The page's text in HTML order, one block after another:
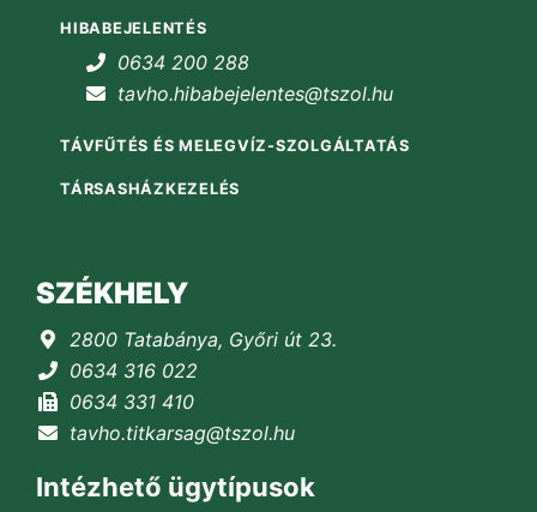
HIBABEJELENTÉS
0634 200 288
tavho.hibabejelentes@tszol.hu
TÁVFŰTÉS ÉS MELEGVÍZ-SZOLGÁLTATÁS
TÁRSASHÁZKEZELÉS
SZÉKHELY
2800 Tatabánya, Győri út 23.
0634 316 022
0634 331 410
tavho.titkarsag@tszol.hu
Intézhető ügytípusok